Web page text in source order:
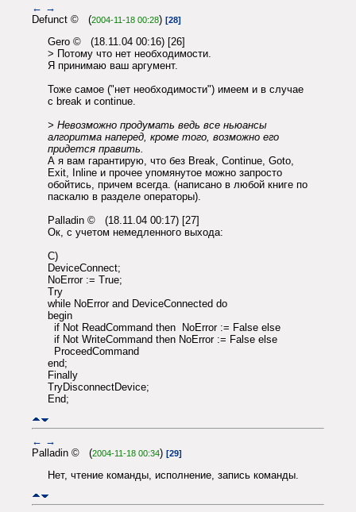
← →
Defunct © (2004-11-18 00:28) [28]
Gero © (18.11.04 00:16) [26]
> Потому что нет необходимости.
Я принимаю ваш аргумент.
Тоже самое ("нет необходимости") имеем и в случае
с break и continue.
> Невозможно продумать ведь все ньюансы
алгоритма наперед, кроме того, возможно его
придется править.
А я вам гарантирую, что без Break, Continue, Goto,
Exit, Inline и прочее упомянутое можно запросто
обойтись, причем всегда. (написано в любой книге по
паскалю в разделе операторы).
Palladin © (18.11.04 00:17) [27]
Ок, с учетом немедленного выхода:
C)
DeviceConnect;
NoError := True;
Try
while NoError and DeviceConnected do
begin
if Not ReadCommand then NoError := False else
if Not WriteCommand then NoError := False else
ProceedCommand
end;
Finally
TryDisconnectDevice;
End;
← →
Palladin © (2004-11-18 00:34) [29]
Нет, чтение команды, исполнение, запись команды.